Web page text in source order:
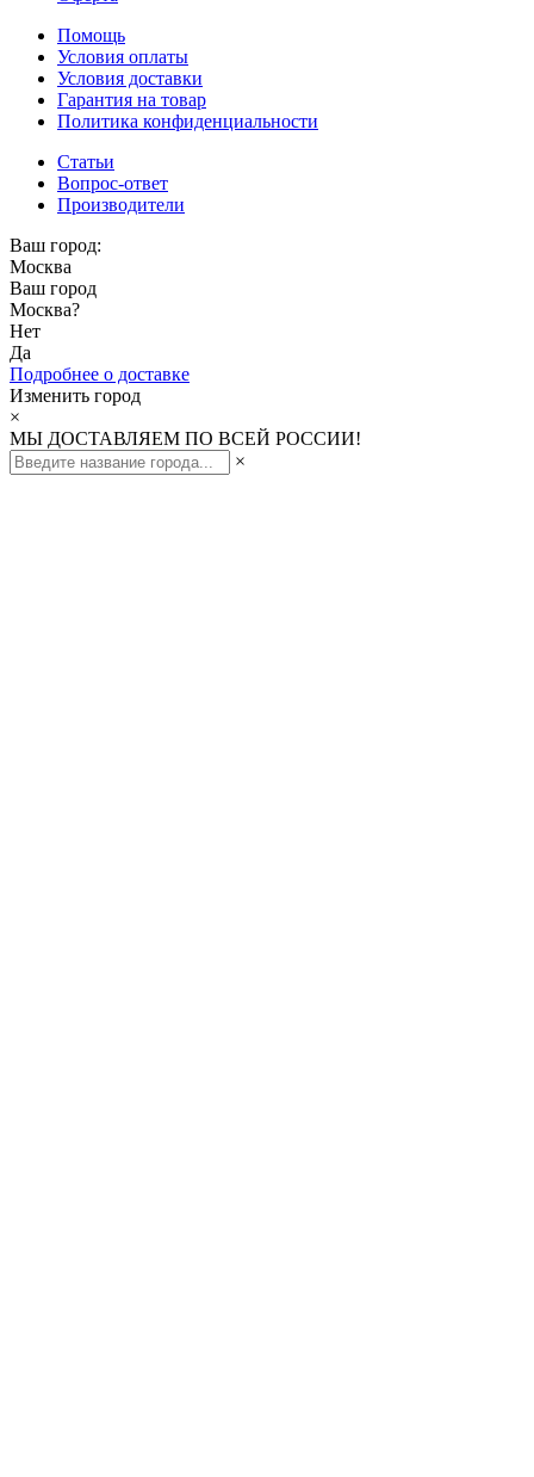
Помощь
Условия оплаты
Условия доставки
Гарантия на товар
Политика конфиденциальности
Статьи
Вопрос-ответ
Производители
Ваш город:
Москва
Ваш город
Москва?
Нет
Да
Подробнее о доставке
Изменить город
×
МЫ ДОСТАВЛЯЕМ ПО ВСЕЙ РОССИИ!
×